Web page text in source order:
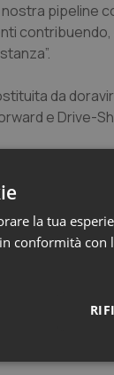
pipeline
da
e Drive-
Eacs 2019
NRTI) che ha
ritonavir
con
un profilo
la tua
conformità con
Statistici